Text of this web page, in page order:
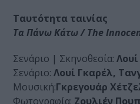
Ταυτότητα ταινίας
Τα Πάνω Κάτω / The
Σενάριο | Σκηνοθεσία:
Σενάριο: Λουί Γκαρέλ,
Μουσική:Γκρεγουάρ
Φωτογραφία: Ζουλιέν